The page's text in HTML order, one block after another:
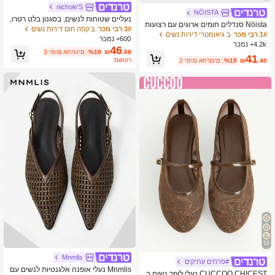
NÖISTA
Nöista סנדלים חומים ארוגים עם רצועות
צולבות, מעוצבים עם חלק עליון מרשת ע
דין ורצועות מתכווננות, נושמים ונוחים, סג
ם
1# רבי מכר
ב גיאומטרי דירות נשים
4.2k+ נמכר
₪41.40
%15 2 ימים אחרונים
16
#פרחים עתיקים
nichole'S
נעליים שטוחות לנשים, בסגנון בלט רטרו,
נעליים שטוחות נוחות עם עקב נמוך, נעלי
מרי ג'יין שטוחות מזמש עם אבזם רצועה,
חום, מתנת יום האם
3# רבי מכר
ב קפה חום דירות נשים
600+ נמכר
₪46.08
%10
3 ימים אחרונים
משוער
Mnmlis
Mnmlis נעלי אופנה אלגנטיות לנשים עם